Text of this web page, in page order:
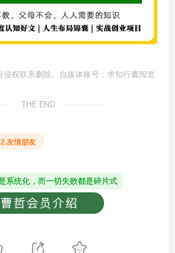
权联系删除。自媒体账号：求知行囊阅览
THE END
2.友情朋友
系统化，而一切失败都是碎片式